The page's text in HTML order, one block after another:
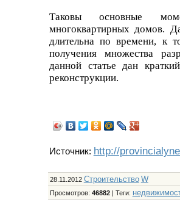
Таковы основные
многоквартирных домов.
длительна по времени, к
получения множества
данной статье дан
реконструкции.
Источник: http://
28.11.2012 Строительство W
Просмотров: 46882| Теги: